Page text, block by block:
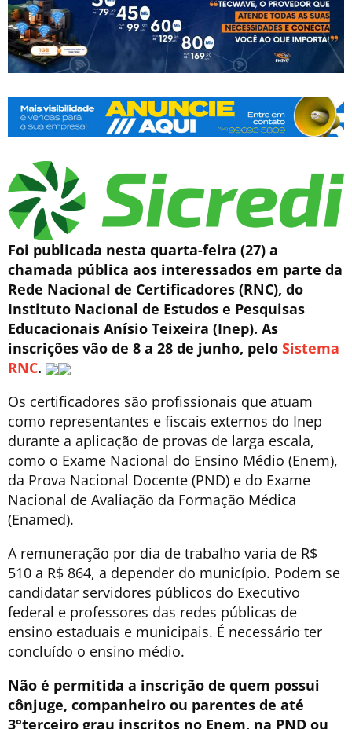
Foi publicada nesta quarta-feira (27) a
chamada pública aos interessados em parte da
Rede Nacional de Certificadores (RNC), do
Instituto Nacional de Estudos e Pesquisas
Educacionais Anísio Teixeira (Inep). As
inscrições vão de 8 a 28 de junho, pelo Sistema
RNC.
Os certificadores são profissionais que atuam
como representantes e fiscais externos do Inep
durante a aplicação de provas de larga escala,
como o Exame Nacional do Ensino Médio (Enem),
da Prova Nacional Docente (PND) e do Exame
Nacional de Avaliação da Formação Médica
(Enamed).
A remuneração por dia de trabalho varia de R$
510 a R$ 864, a depender do município. Podem se
candidatar servidores públicos do Executivo
federal e professores das redes públicas de
ensino estaduais e municipais. É necessário ter
concluído o ensino médio.
Não é permitida a inscrição de quem possui
cônjuge, companheiro ou parentes de até
3°terceiro grau inscritos no Enem, na PND ou